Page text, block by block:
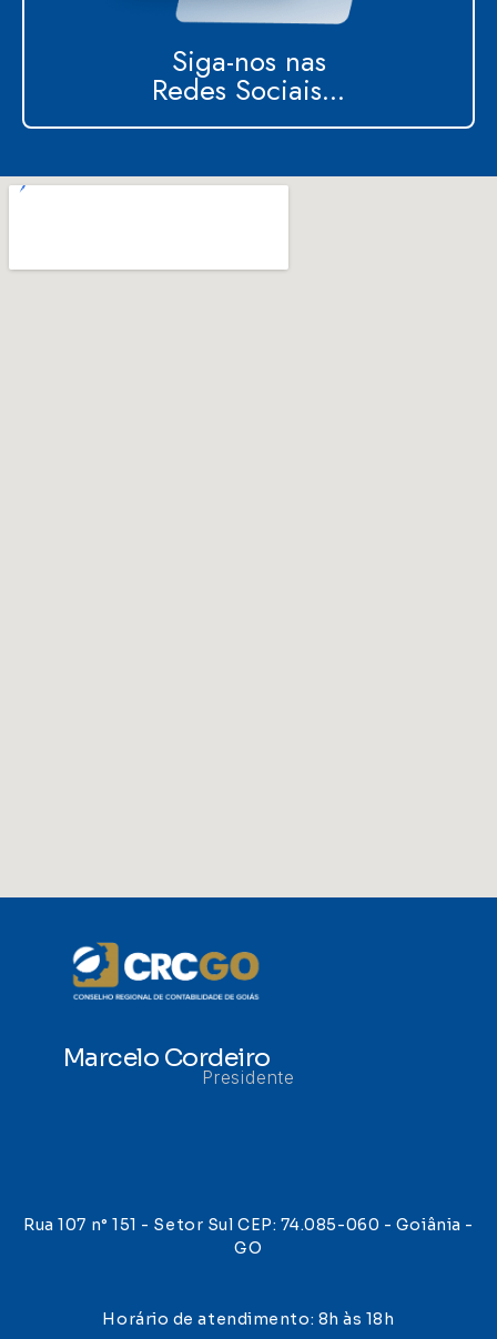
Siga-nos nas
Redes Sociais...
Marcelo Cordeiro
Presidente
Rua 107 n° 151 - Setor Sul CEP: 74.085-060 - Goiânia -
GO
Horário de atendimento: 8h às 18h